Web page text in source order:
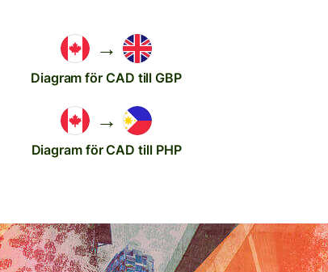
→
Diagram för CAD till GBP
→
Diagram för CAD till PHP